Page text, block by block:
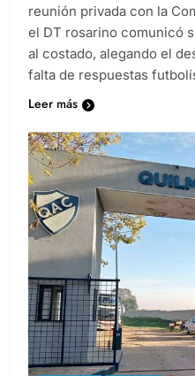
reunión privada con la
el DT rosarino comunicó
al costado, alegando el
falta de respuestas
Leer más